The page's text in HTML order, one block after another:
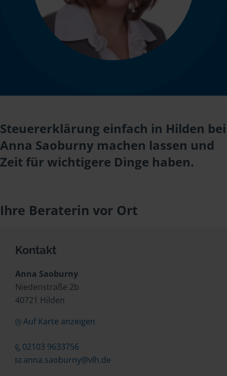
Steuererklärung einfach in Hilden bei
Anna Saoburny machen lassen und
Zeit für wichtigere Dinge haben.
Ihre Beraterin vor Ort
Kontakt
Anna Saoburny
Niedenstraße 2b
40721 Hilden
Auf Karte anzeigen
02103 9633756
anna.saoburny@vlh.de